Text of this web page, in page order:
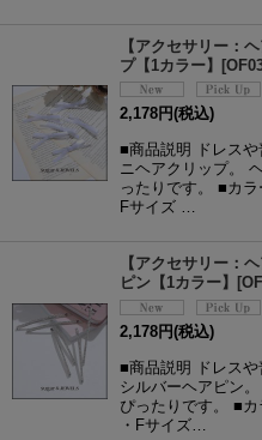
【アクセサリー：
プ【1カラー】
2,178 円(税込)
■商品説明 ドレスや
ニヘアクリップ。
ったりです。 ■カ
Fサイズ …
【アクセサリー：
ピン【1カラー】
2,178 円(税込)
■商品説明 ドレス
シルバーヘアピン
ぴったりです。 ■
・Fサイズ…